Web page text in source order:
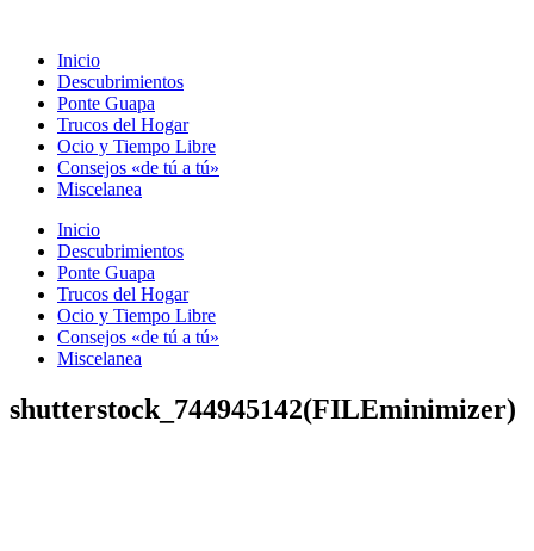
contenido
Inicio
Descubrimientos
Ponte Guapa
Trucos del Hogar
Ocio y Tiempo Libre
Consejos «de tú a tú»
Miscelanea
Inicio
Descubrimientos
Ponte Guapa
Trucos del Hogar
Ocio y Tiempo Libre
Consejos «de tú a tú»
Miscelanea
shutterstock_744945142(FILEminimizer)